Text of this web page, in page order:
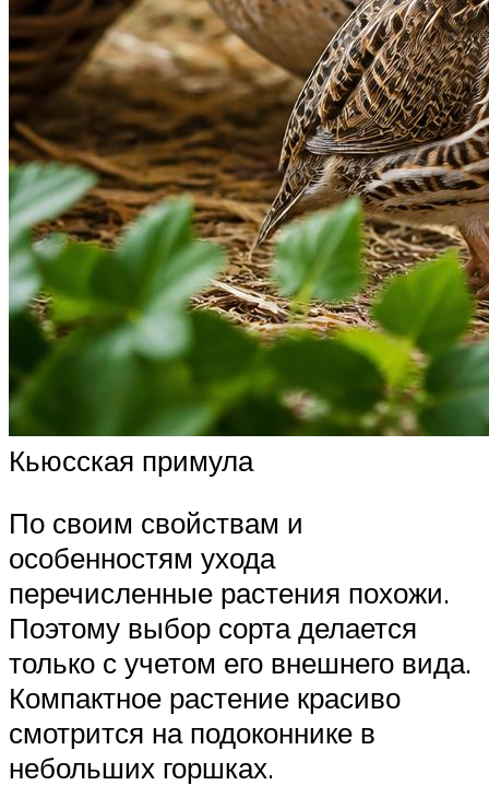
Кьюсская примула
По своим свойствам и
особенностям ухода
перечисленные растения похожи.
Поэтому выбор сорта делается
только с учетом его внешнего вида.
Компактное растение красиво
смотрится на подоконнике в
небольших горшках.